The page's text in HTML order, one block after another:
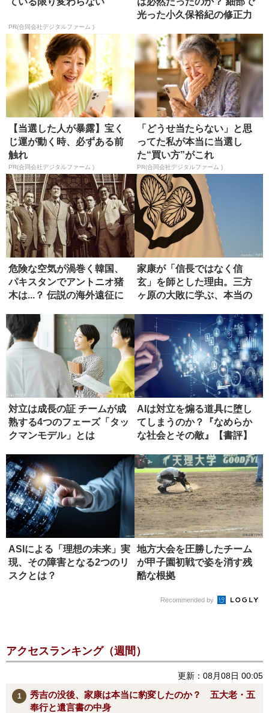
PR(合同会社デジタルファーム )
光った小久保裕紀の修正力
【当選した人が暴露】宝く
じ運が動く時、必ずある前
触れ
PR(合同会社デジタルファーム )
「どうせ当たらない」と思
ってた私が本当に当選し
た“買い方”がこれ
PR(合同会社デジタルファーム )
危険な空気が渦巻く韓国、
パキスタンでアントニオ猪
木は...？ 伝説の海外遠征に
家康が「信長ではなく信
玄」を師とした理由。三方
ヶ原の大敗に学ぶ、本当の
対立は成長の証 チームが成
熟する4つのフェーズ「タッ
クマンモデル」とは
AIは対立を煽る道具に堕し
てしまうのか？『なめらか
な社会とその敵』【書評】
ASIによる「理想の未来」実
現、その障害となる2つのリ
スクとは？
地方大会を圧勝したチーム
が甲子園初戦で姿を消す残
酷な根拠
Recommended by
アクセスランキング（週間）
更新：08月08日 00:05
秀吉の没後、家康は本当に豹変したのか？ 五大老・五
奉行と遺言書の中身